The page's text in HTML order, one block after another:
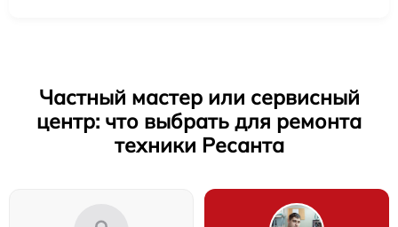
Частный мастер или сервисный
центр: что выбрать для ремонта
техники Ресанта